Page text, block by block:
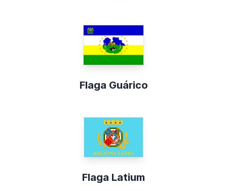
Flaga Guárico
Flaga Latium